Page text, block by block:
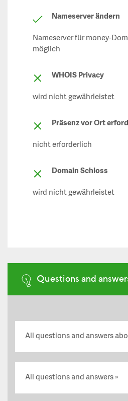
Nameserver ändern
Nameserver für money-
möglich
WHOIS Privacy
wird nicht gewährleistet
Präsenz vor Ort
nicht erforderlich
Domain Schloss
wird nicht gewährleistet
Questions and
All questions and answers
All questions and answers